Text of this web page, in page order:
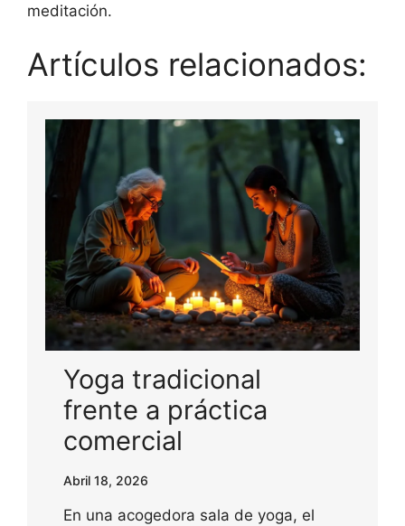
meditación.
Artículos relacionados:
Yoga tradicional
frente a práctica
comercial
Abril 18, 2026
En una acogedora sala de yoga, el